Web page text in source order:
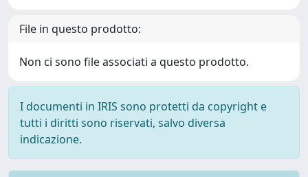
File in questo prodotto:
Non ci sono file associati a questo prodotto.
I documenti in IRIS sono protetti da copyright e
tutti i diritti sono riservati, salvo diversa
indicazione.